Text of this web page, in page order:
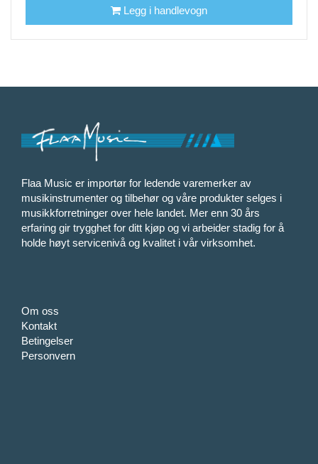
Legg i handlevogn
Flaa Music er importør for ledende varemerker av
musikinstrumenter og tilbehør og våre produkter selges i
musikkforretninger over hele landet. Mer enn 30 års
erfaring gir trygghet for ditt kjøp og vi arbeider stadig for å
holde høyt servicenivå og kvalitet i vår virksomhet.
Om oss
Kontakt
Betingelser
Personvern